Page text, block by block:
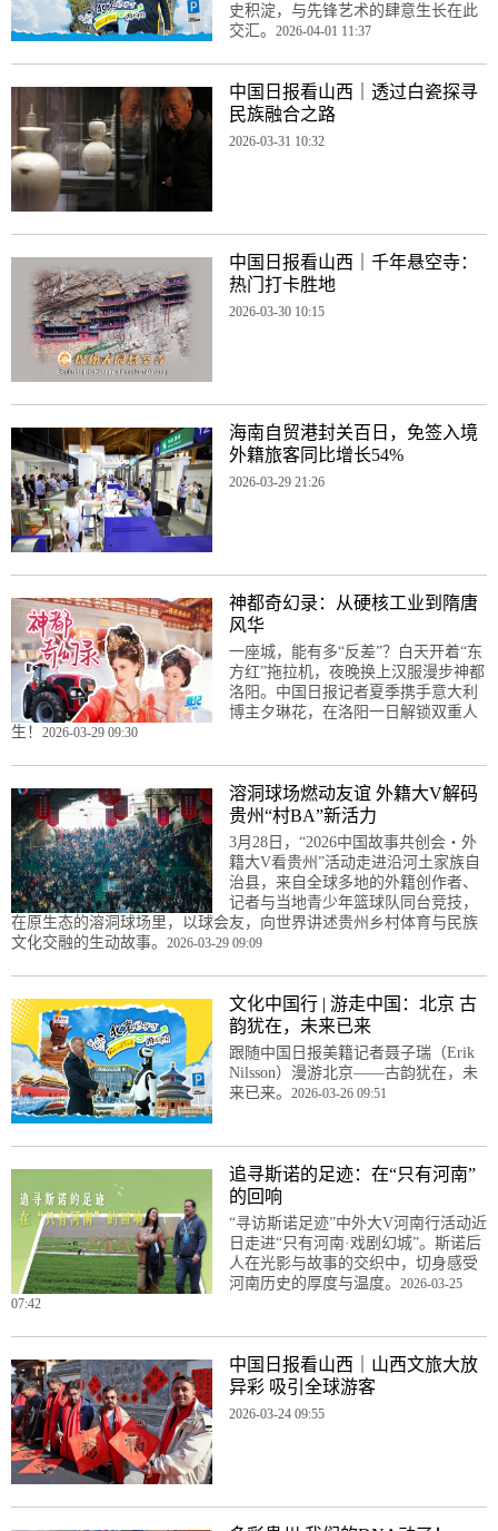
史积淀，与先锋艺术的肆意生长在此
交汇。 2026-04-01 11:37
中国日报看山西｜透过白瓷探寻
民族融合之路
2026-03-31 10:32
中国日报看山西｜千年悬空寺：
热门打卡胜地
2026-03-30 10:15
海南自贸港封关百日，免签入境
外籍旅客同比增长54%
2026-03-29 21:26
神都奇幻录：从硬核工业到隋唐
风华
一座城，能有多“反差”？白天开着“东
方红”拖拉机，夜晚换上汉服漫步神都
洛阳。中国日报记者夏季携手意大利
博主夕琳花，在洛阳一日解锁双重人
生！ 2026-03-29 09:30
溶洞球场燃动友谊 外籍大V解码
贵州“村BA”新活力
3月28日，“2026中国故事共创会・外
籍大V看贵州”活动走进沿河土家族自
治县，来自全球多地的外籍创作者、
记者与当地青少年篮球队同台竞技，
在原生态的溶洞球场里，以球会友，向世界讲述贵州乡村体育与民族
文化交融的生动故事。 2026-03-29 09:09
文化中国行 | 游走中国：北京 古
韵犹在，未来已来
跟随中国日报美籍记者聂子瑞（Erik
Nilsson）漫游北京——古韵犹在，未
来已来。 2026-03-26 09:51
追寻斯诺的足迹：在“只有河南”
的回响
“寻访斯诺足迹”中外大V河南行活动近
日走进“只有河南·戏剧幻城”。斯诺后
人在光影与故事的交织中，切身感受
河南历史的厚度与温度。 2026-03-25
07:42
中国日报看山西｜山西文旅大放
异彩 吸引全球游客
2026-03-24 09:55